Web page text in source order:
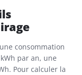
consommation
par an, une
Pour calculer la